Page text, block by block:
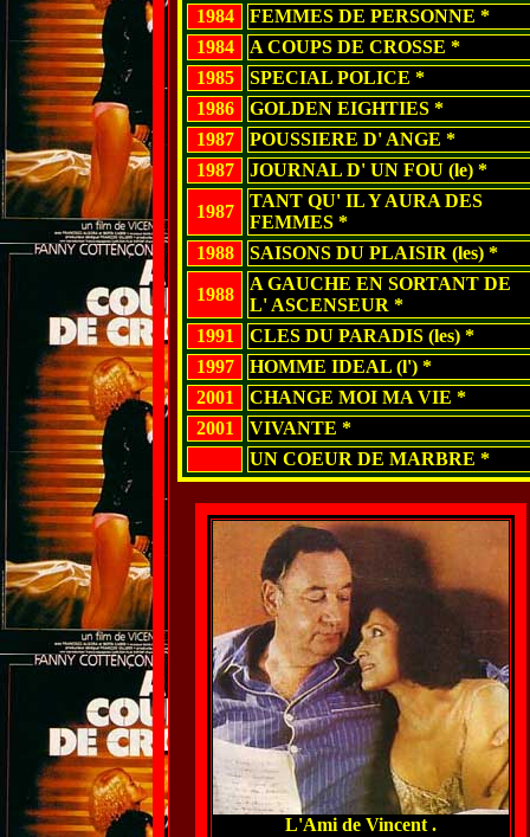
1984
FEMMES DE PERSONNE *
1984
A COUPS DE CROSSE *
1985
SPECIAL POLICE *
1986
GOLDEN EIGHTIES *
1987
POUSSIERE D' ANGE *
1987
JOURNAL D' UN FOU (le) *
1987
TANT QU' IL Y AURA DES
FEMMES *
1988
SAISONS DU PLAISIR (les) *
1988
A GAUCHE EN SORTANT DE
L' ASCENSEUR *
1991
CLES DU PARADIS (les) *
1997
HOMME IDEAL (l') *
2001
CHANGE MOI MA VIE *
2001
VIVANTE *
UN COEUR DE MARBRE *
L'Ami de Vincent .